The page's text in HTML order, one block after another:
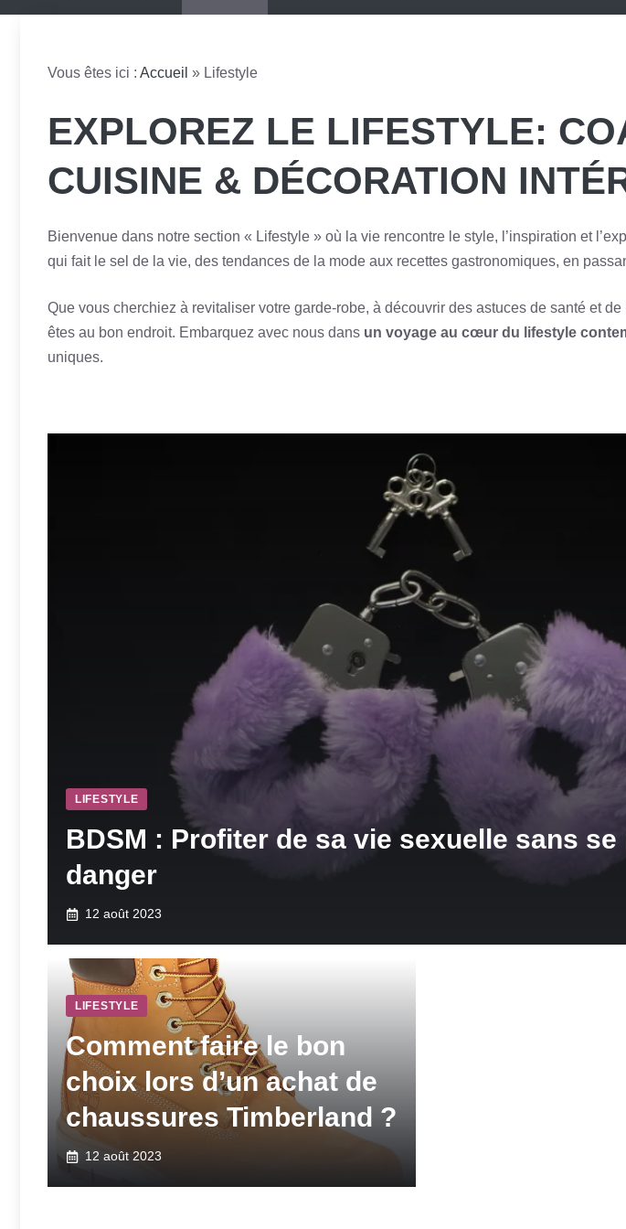
Vous êtes ici : Accueil » Lifestyle
EXPLOREZ LE LIFESTYLE:
CUISINE & DÉCORATION
Bienvenue dans notre section « Lifestyle » où la vie rencontre le style, l’inspiration et
qui fait le sel de la vie, des tendances de la mode aux recettes gastronomiques, en
Que vous cherchiez à revitaliser votre garde-robe, à découvrir des astuces de santé et
êtes au bon endroit. Embarquez avec nous dans un voyage au cœur du lifestyle
uniques.
LIFESTYLE
BDSM : Profiter de sa vie sexuelle sans se
danger
12 août 2023
LIFESTYLE
Comment faire le bon
choix lors d’un achat de
chaussures Timberland ?
12 août 2023